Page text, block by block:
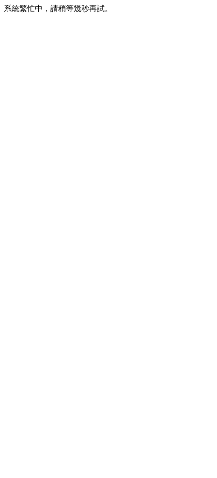
系統繁忙中，請稍等幾秒再試。